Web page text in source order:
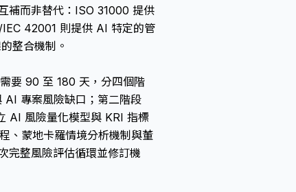
補而非替代：ISO 31000 提供
42001 則提供 AI 特定的管
整合機制。
要 90 至 180 天，分四個階
AI 專案風險缺口；第二階段
AI 風險量化模型與 KRI 指標
、蒙地卡羅情境分析機制與董
完整風險評估循環並修訂機